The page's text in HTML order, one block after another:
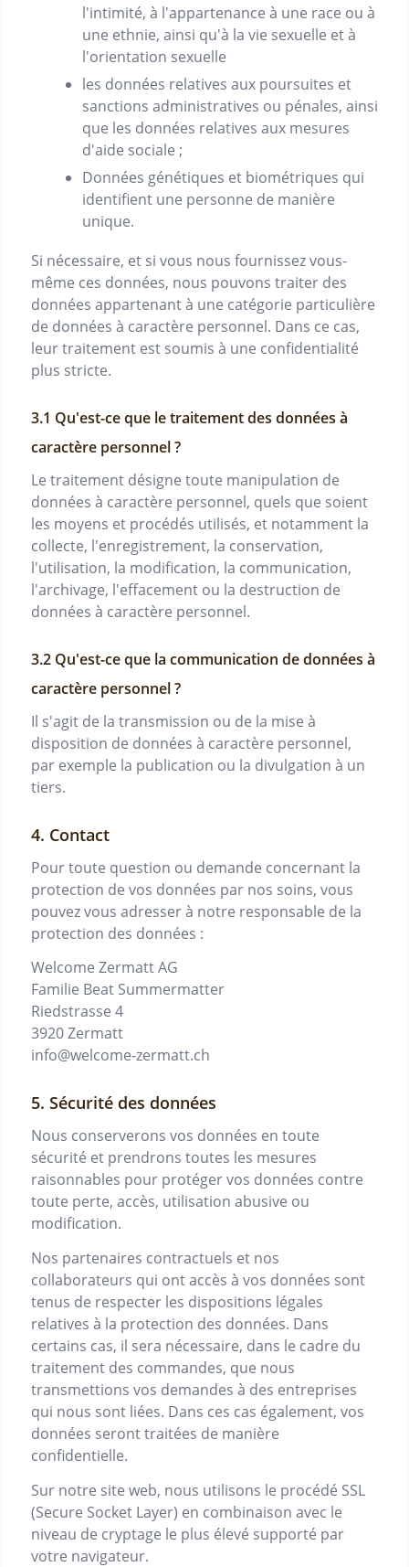
l'intimité, à l'appartenance à une race ou à
une ethnie, ainsi qu'à la vie sexuelle et à
l'orientation sexuelle
les données relatives aux poursuites et
sanctions administratives ou pénales, ainsi
que les données relatives aux mesures
d'aide sociale ;
Données génétiques et biométriques qui
identifient une personne de manière
unique.
Si nécessaire, et si vous nous fournissez vous-
même ces données, nous pouvons traiter des
données appartenant à une catégorie particulière
de données à caractère personnel. Dans ce cas,
leur traitement est soumis à une confidentialité
plus stricte.
Qu'est-ce que le traitement des données à
caractère personnel ?
Le traitement désigne toute manipulation de
données à caractère personnel, quels que soient
les moyens et procédés utilisés, et notamment la
collecte, l'enregistrement, la conservation,
l'utilisation, la modification, la communication,
l'archivage, l'effacement ou la destruction de
données à caractère personnel.
Qu'est-ce que la communication de données à
caractère personnel ?
Il s'agit de la transmission ou de la mise à
disposition de données à caractère personnel,
par exemple la publication ou la divulgation à un
tiers.
Contact
Pour toute question ou demande concernant la
protection de vos données par nos soins, vous
pouvez vous adresser à notre responsable de la
protection des données :
Welcome Zermatt AG
Familie Beat Summermatter
Riedstrasse 4
3920 Zermatt
info@welcome-zermatt.ch
Sécurité des données
Nous conserverons vos données en toute
sécurité et prendrons toutes les mesures
raisonnables pour protéger vos données contre
toute perte, accès, utilisation abusive ou
modification.
Nos partenaires contractuels et nos
collaborateurs qui ont accès à vos données sont
tenus de respecter les dispositions légales
relatives à la protection des données. Dans
certains cas, il sera nécessaire, dans le cadre du
traitement des commandes, que nous
transmettions vos demandes à des entreprises
qui nous sont liées. Dans ces cas également, vos
données seront traitées de manière
confidentielle.
Sur notre site web, nous utilisons le procédé SSL
(Secure Socket Layer) en combinaison avec le
niveau de cryptage le plus élevé supporté par
votre navigateur.